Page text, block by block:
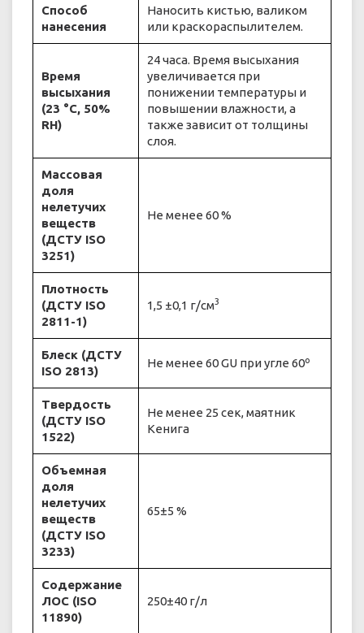
Способ
нанесения
Наносить кистью, валиком
или краскораспылителем.
Время
высыхания
(23 °С, 50%
RH)
24 часа. Время высыхания
увеличивается при
понижении температуры и
повышении влажности, а
также зависит от толщины
слоя.
Массовая
доля
нелетучих
веществ
(ДСТУ ISO
3251)
Не менее 60 %
Плотность
(ДСТУ ISO
2811-1)
1,5 ±0,1 г/см3
Блеск (ДСТУ
ISO 2813)
Не менее 60 GU при угле 60º
Твердость
(ДСТУ ISO
1522)
Не менее 25 сек, маятник
Кенига
Объемная
доля
нелетучих
веществ
(ДСТУ ISO
3233)
65±5 %
Содержание
ЛОС (ISO
11890)
250±40 г/л